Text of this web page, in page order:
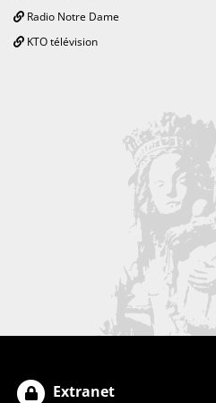
Radio Notre Dame
KTO télévision
Extranet